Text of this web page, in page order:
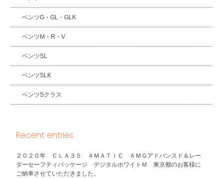
ベンツG・GL・GLK
ベンツM・R・V
ベンツSL
ベンツSLK
ベンツSクラス
Recent entries
２０２０年 ＣＬＡ３５ ４ＭＡＴＩＣ ＡＭＧアドバンスド＆レー
ダーセーフティパッケージ デジタルホワイトＭ 東京都のお客様に
ご納車させていただきました。